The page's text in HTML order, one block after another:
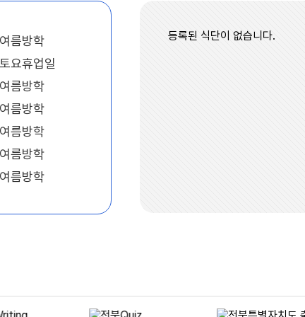
여름방학
토요휴업일
여름방학
여름방학
여름방학
여름방학
여름방학
여름방학
등록된 식단이 없습니다.